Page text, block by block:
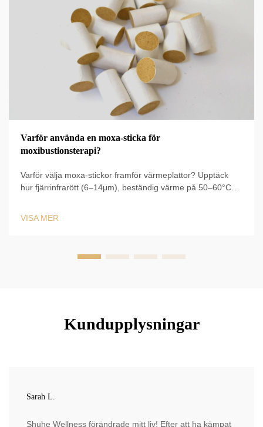
Varför använda en moxa-sticka för
moxibustionsterapi?
Varför välja moxa-stickor framför värmeplattor? Upptäck
hur fjärrinfrarött (6–14μm), beständig värme på 50–60°C
VISA MER
Kundupplysningar
Sarah L.
Shuhe Wellness förändrade mitt liv! Efter att ha kämpat